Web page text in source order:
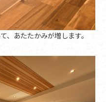
、あたたかみが増します。